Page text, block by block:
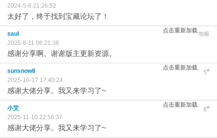
2024-5-6 21:26:52
太好了，终于找到宝藏论坛了！
点击重新加载地板
saul
2025-8-11 06:21:38
感谢分享啊。谢谢版主更新资源。
点击重新加载
5#
sunsnow8
2025-10-17 17:40:24
感谢大佬分享。我又来学习了~
点击重新加载
6#
小艾
2025-11-10 22:56:37
感谢大佬分享。我又来学习了~